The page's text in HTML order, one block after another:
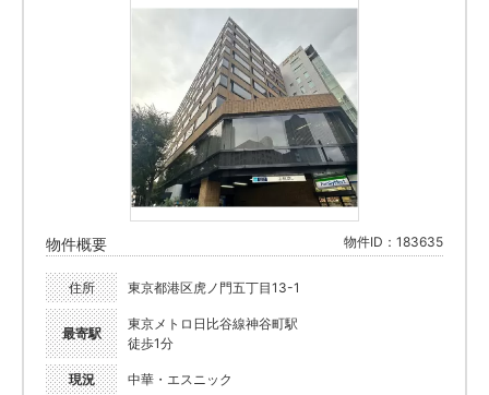
物件概要 物件ID：183635
住所 東京都港区虎ノ門五丁目13-1
最寄駅
東京メトロ日比谷線神谷町駅
徒歩1分
現況 中華・エスニック